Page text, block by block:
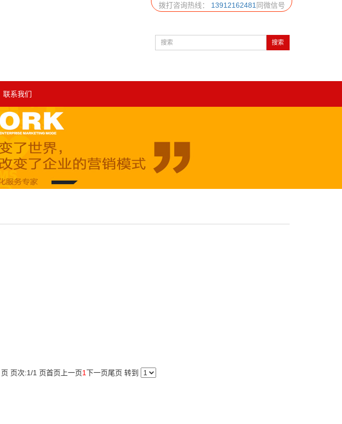
拨打咨询热线： 13912162481 同微信号
联系我们
页次:1/1 页首页 上一页1下一页尾页 转到